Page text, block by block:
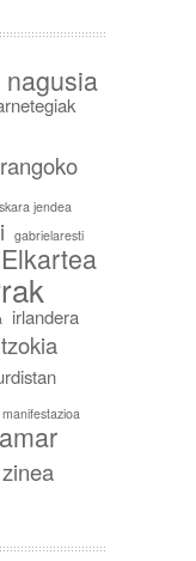
nagusia
jendea
gabrielaresti
irlandera
manifestazioa
zinea